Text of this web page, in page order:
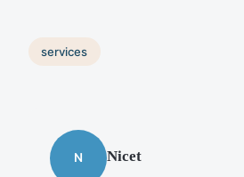
services
N Nicet